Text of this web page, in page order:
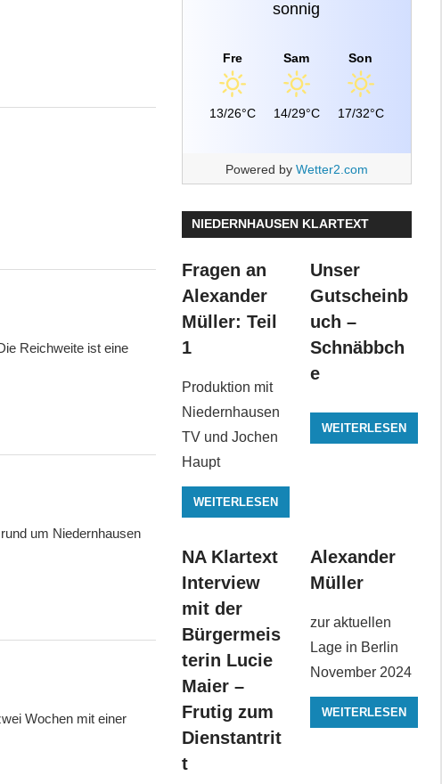
Reichweite ist eine
um Niedernhausen
Wochen mit einer
sonnig
Fre
13/26°C
Sam
14/29°C
Son
17/32°C
Powered by Wetter2.com
NIEDERNHAUSEN KLARTEXT
Fragen an
Alexander
Müller: Teil
1
Produktion mit
Niedernhausen
TV und Jochen
Haupt
WEITERLESEN
Unser
Gutscheinb
uch –
Schnäbbch
e
WEITERLESEN
NA Klartext
Interview
mit der
Bürgermeis
terin Lucie
Maier –
Frutig zum
Dienstantrit
t
Alexander
Müller
zur aktuellen
Lage in Berlin
November 2024
WEITERLESEN